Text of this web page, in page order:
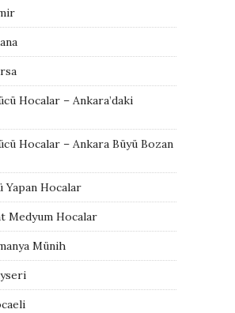
Hocalar – Ankara’daki
Hocalar – Ankara Büyü Bozan
Yapan Hocalar
Medyum Hocalar
Münih